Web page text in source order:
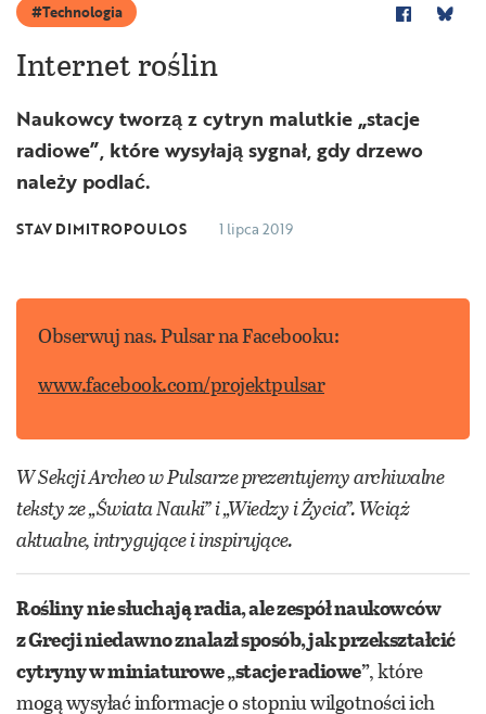
Technologia
Internet roślin
Naukowcy tworzą z cytryn malutkie „stacje
radiowe”, które wysyłają sygnał, gdy drzewo
należy podlać.
STAV DIMITROPOULOS 1 lipca 2019
Obserwuj nas. Pulsar na Facebooku:
www.facebook.com/projektpulsar
W Sekcji Archeo w Pulsarze prezentujemy archiwalne
teksty ze „Świata Nauki” i „Wiedzy i Życia”. Wciąż
aktualne, intrygujące i inspirujące.
Roślinynie słuchają radia, ale zespół naukowców
z Grecji niedawno znalazł sposób, jak przekształcić
cytryny w miniaturowe „stacje radiowe”, które
mogą wysyłać informacje o stopniu wilgotności ich